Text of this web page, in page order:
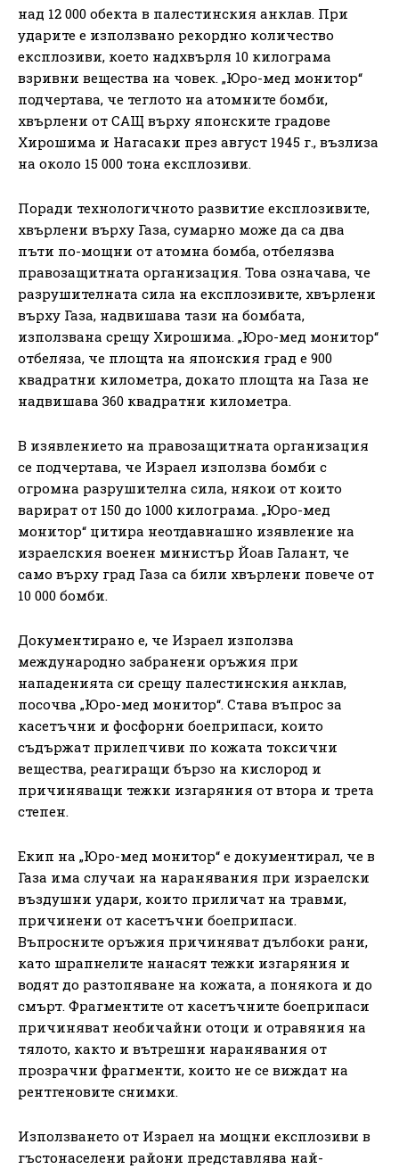
над 12 000 обекта в палестинския анклав. При
ударите е използвано рекордно количество
експлозиви, което надхвърля 10 килограма
взривни вещества на човек. „Юро-мед монитор“
подчертава, че теглото на атомните бомби,
хвърлени от САЩ върху японските градове
Хирошима и Нагасаки през август 1945 г., възлиза
на около 15 000 тона експлозиви.
Поради технологичното развитие експлозивите,
хвърлени върху Газа, сумарно може да са два
пъти по-мощни от атомна бомба, отбелязва
правозащитната организация. Това означава, че
разрушителната сила на експлозивите, хвърлени
върху Газа, надвишава тази на бомбата,
използвана срещу Хирошима. „Юро-мед монитор“
отбеляза, че площта на японския град е 900
квадратни километра, докато площта на Газа не
надвишава 360 квадратни километра.
В изявлението на правозащитната организация
се подчертава, че Израел използва бомби с
огромна разрушителна сила, някои от които
варират от 150 до 1000 килограма. „Юро-мед
монитор“ цитира неотдавнашно изявление на
израелския военен министър Йоав Галант, че
само върху град Газа са били хвърлени повече от
10 000 бомби.
Документирано е, че Израел използва
международно забранени оръжия при
нападенията си срещу палестинския анклав,
посочва „Юро-мед монитор“. Става въпрос за
касетъчни и фосфорни боеприпаси, които
съдържат прилепчиви по кожата токсични
вещества, реагиращи бързо на кислород и
причиняващи тежки изгаряния от втора и трета
степен.
Екип на „Юро-мед монитор“ е документирал, че в
Газа има случаи на наранявания при израелски
въздушни удари, които приличат на травми,
причинени от касетъчни боеприпаси.
Въпросните оръжия причиняват дълбоки рани,
като шрапнелите нанасят тежки изгаряния и
водят до разтопяване на кожата, а понякога и до
смърт. Фрагментите от касетъчните боеприпаси
причиняват необичайни отоци и отравяния на
тялото, както и вътрешни наранявания от
прозрачни фрагменти, които не се виждат на
рентгеновите снимки.
Използването от Израел на мощни експлозиви в
гъстонаселени райони представлява най-